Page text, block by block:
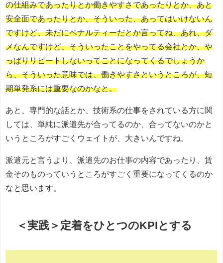
の仕組みであったりとか働きやすさであったりとか、あと
安全面であったりとか、そういった、あってはいけないん
ですけど、未だにペナルティーだとか言ってね、あれ、ダ
メなんですけど、そういったことをやってる会社とか、や
っぱりリピートしないってことになってくるでしょうか
ら、そういった意味では、働きやすさというところが、短
期単発系には重要なのかなと。
あと、専門的な話とか、技術系の仕事をされている方に関
しては、単純に派遣先が合ってるのか、合ってないのかと
いうところがすごくウェイトが、大きいんですね。
派遣元と言うより、派遣先のお仕事の内容であったり、賃
金そのものっていうところがすごく重要になってくるのか
なと思います。
＜実践＞定着をひとつのKPIとする